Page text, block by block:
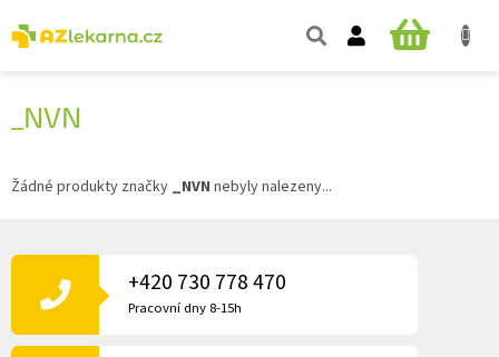
na
obsah
NÁKUPNÍ
_NVN
Žádné produkty značky _NVN nebyly nalezeny...
Á
T
+420 730 778 470
Pracovní dny 8-15h